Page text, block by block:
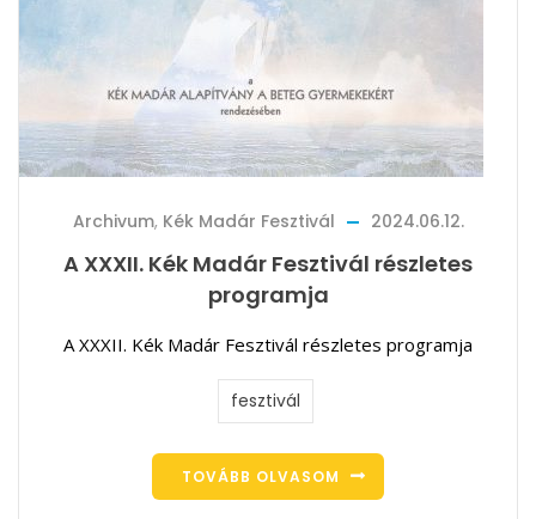
Archivum, Kék Madár Fesztivál 2024.06.12.
A XXXII. Kék Madár Fesztivál részletes
programja
A XXXII. Kék Madár Fesztivál részletes programja
fesztivál
TOVÁBB OLVASOM